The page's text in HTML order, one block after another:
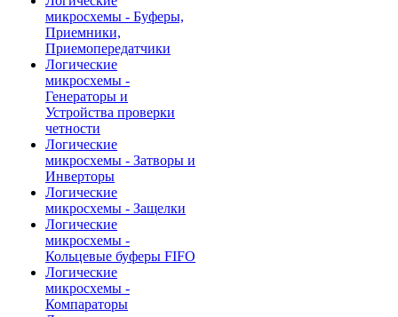
микросхемы - Буферы,
Приемники,
Приемопередатчики
Логические
микросхемы -
Генераторы и
Устройства проверки
четности
Логические
микросхемы - Затворы и
Инверторы
Логические
микросхемы - Защелки
Логические
микросхемы -
Кольцевые буферы FIFO
Логические
микросхемы -
Компараторы